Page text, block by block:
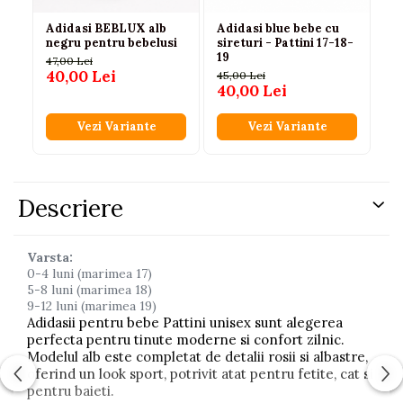
Adidasi BEBLUX alb
negru pentru bebelusi
47,00 Lei
40,00 Lei
Vezi Variante
Adidasi blue bebe cu
sireturi - Pattini 17-18-
19
45,00 Lei
40,00 Lei
Vezi Variante
Descriere
Varsta:
0-4 luni (marimea 17)
5-8 luni (marimea 18)
9-12 luni (marimea 19)
Adidasii pentru bebe Pattini unisex sunt alegerea
perfecta pentru tinute moderne si confort zilnic.
Modelul alb este completat de detalii rosii si albastre,
oferind un look sport, potrivit atat pentru fetite, cat si
pentru baieti.